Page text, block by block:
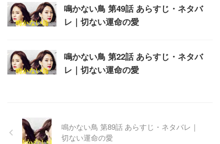
鳴かない鳥 第49話 あらすじ・ネタバ
レ｜切ない運命の愛
鳴かない鳥 第22話 あらすじ・ネタバ
レ｜切ない運命の愛
鳴かない鳥 第89話 あらすじ・ネタバレ｜
切ない運命の愛